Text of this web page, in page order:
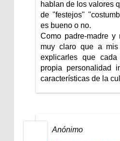
hablan de los valores
de "festejos"
es bueno o no.
Como padre-madre y
muy claro que a
explicarles que
propia personalidad
características de la
Anónimo